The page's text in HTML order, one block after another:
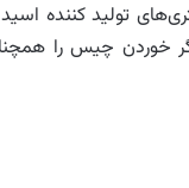
تولید کننده
چیس را